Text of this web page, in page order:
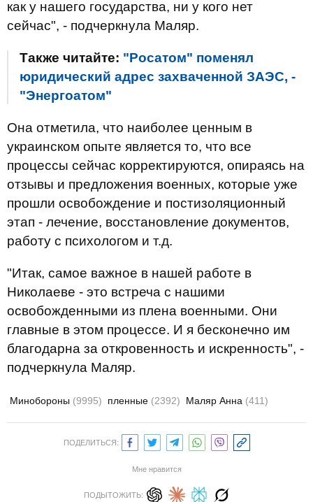
как у нашего государства, ни у кого нет
сейчас", - подчеркнула Маляр.
Также читайте: "Росатом" поменял
юридический адрес захваченной ЗАЭС, -
"Энергоатом"
Она отметила, что наиболее ценным в
украинском опыте является то, что все
процессы сейчас корректируются, опираясь на
отзывы и предложения военных, которые уже
прошли освобождение и постизоляционный
этап - лечение, восстановление документов,
работу с психологом и т.д.
"Итак, самое важное в нашей работе в
Николаеве - это встреча с нашими
освобожденными из плена военными. Они
главные в этом процессе. И я бесконечно им
благодарна за откровенность и искренность", -
подчеркнула Маляр.
Минобороны (9995) пленные (2392) Маляр Анна (411)
ПОДЕЛИТЬСЯ:
Мне нравится
ПОДЫТОЖИТЬ: